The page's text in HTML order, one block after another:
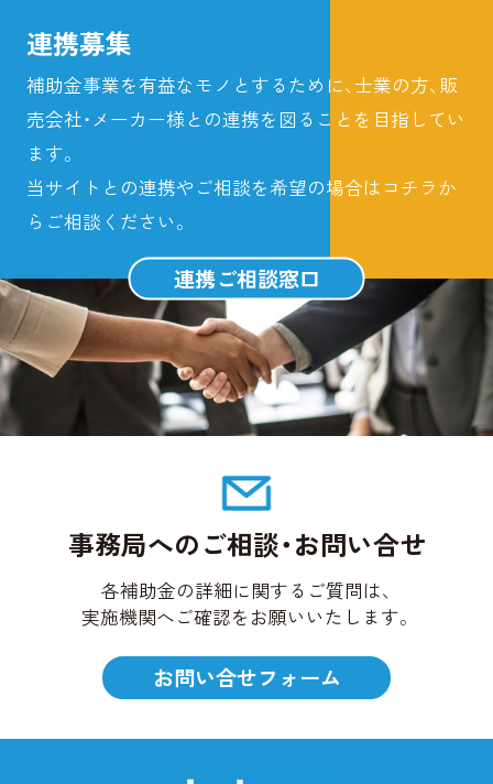
連携募集
補助金事業を有益なモノとするために、士業の方、販
売会社・メーカー様との連携を図ることを目指してい
ます。
当サイトとの連携やご相談を希望の場合はコチラか
らご相談ください。
連携ご相談窓口
事務局へのご相談・お問い合せ
各補助金の詳細に関するご質問は、
実施機関へご確認をお願いいたします。
お問い合せフォーム